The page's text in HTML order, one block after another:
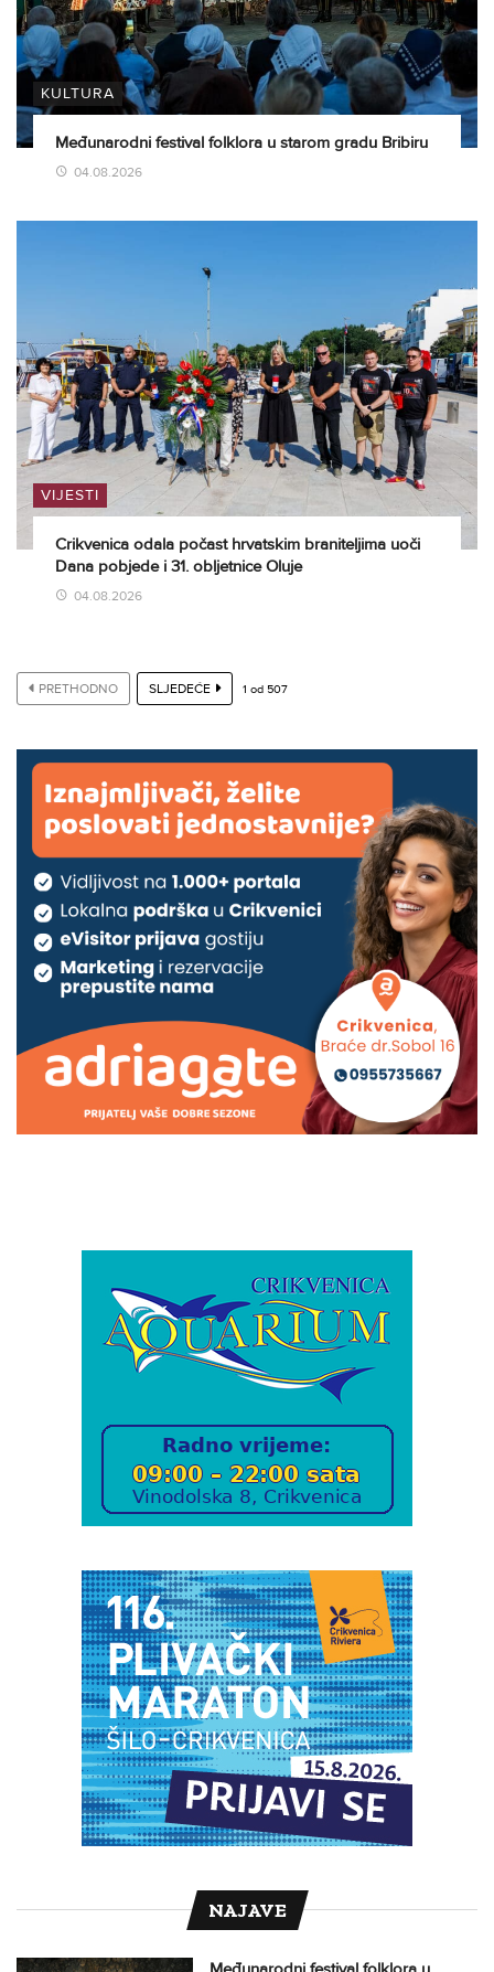
KULTURA
Međunarodni festival folklora u starom gradu Bribiru
04.08.2026
VIJESTI
Crikvenica odala počast hrvatskim braniteljima uoči
Dana pobjede i 31. obljetnice Oluje
04.08.2026
PRETHODNO SLJEDEĆE 1 od 507
NAJAVE